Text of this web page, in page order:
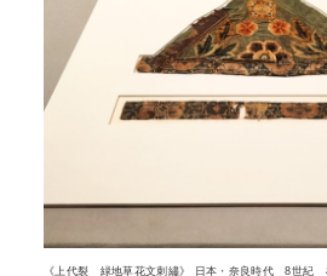
《上代裂 緑地草花文刺繡》 日本・奈良時代 8世紀